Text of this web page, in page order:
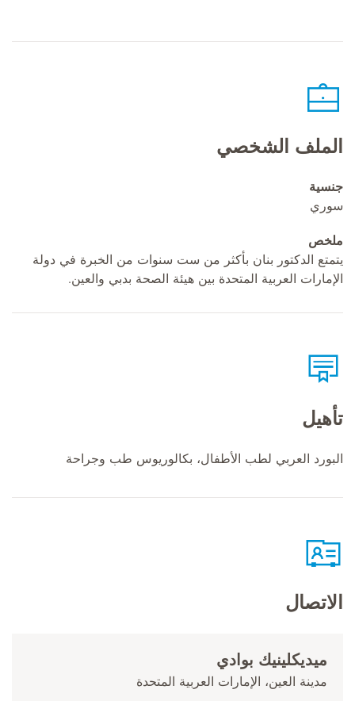
الملف الشخصي
جنسية
سوري
ملخص
يتمتع الدكتور بنان بأكثر من ست سنوات من الخبرة في دولة
الإمارات العربية المتحدة بين هيئة الصحة بدبي والعين.
تأهيل
البورد العربي لطب الأطفال، بكالوريوس طب وجراحة
الاتصال
ميديكلينيك بوادي
مدينة العين، الإمارات العربية المتحدة